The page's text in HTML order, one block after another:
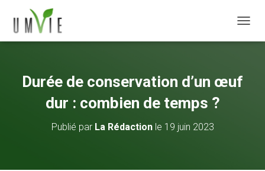
Durée de conservation d’un œuf
dur : combien de temps ?
Publié par La Rédactionle 19 juin 2023